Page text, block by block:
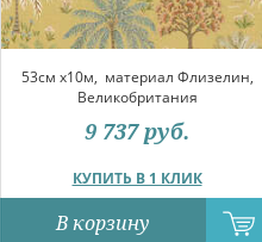
53см x10м, материал Флизелин,
Великобритания
КУПИТЬ В 1 КЛИК
9 737 руб.
В корзину